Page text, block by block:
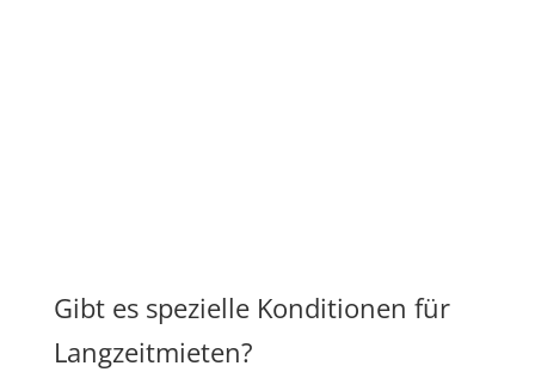
Gibt es spezielle Konditionen für
Langzeitmieten?